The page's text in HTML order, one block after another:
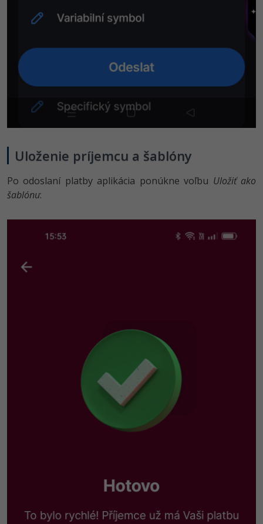
Uloženie príjemcu a šablóny
Po odoslaní platby aplikácia ponúkne voľbu Uložiť ako
šablónu: